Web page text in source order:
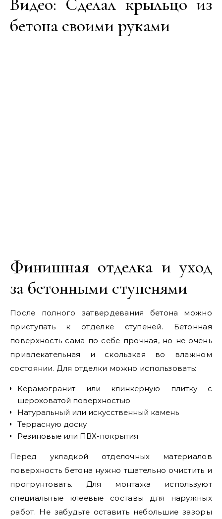
бетона своими руками
Финишная отделка и уход
за бетонными ступенями
После полного затвердевания бетона можно
приступать к отделке ступеней. Бетонная
поверхность сама по себе прочная, но не очень
привлекательная и скользкая во влажном
состоянии. Для отделки можно использовать:
Керамогранит или клинкерную плитку с
шероховатой поверхностью
Натуральный или искусственный камень
Террасную доску
Резиновые или ПВХ-покрытия
Перед укладкой отделочных материалов
поверхность бетона нужно тщательно очистить и
прогрунтовать. Для монтажа используют
специальные клеевые составы для наружных
работ. Не забудьте оставить небольшие зазоры